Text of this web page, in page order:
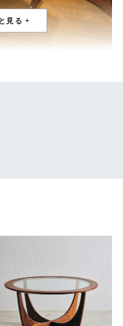
ーヒーテーブル。
ラン）～
ズの総称がG-PLAN)
ーズは、1960年にか